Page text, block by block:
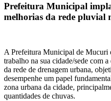
Prefeitura Municipal
melhorias da rede pluvial
A Prefeitura Municipal de Mucuri
trabalho na sua cidade/sede com
da rede de drenagem urbana,
desempenhe um papel
zona urbana da cidade,
quantidades de chuvas.